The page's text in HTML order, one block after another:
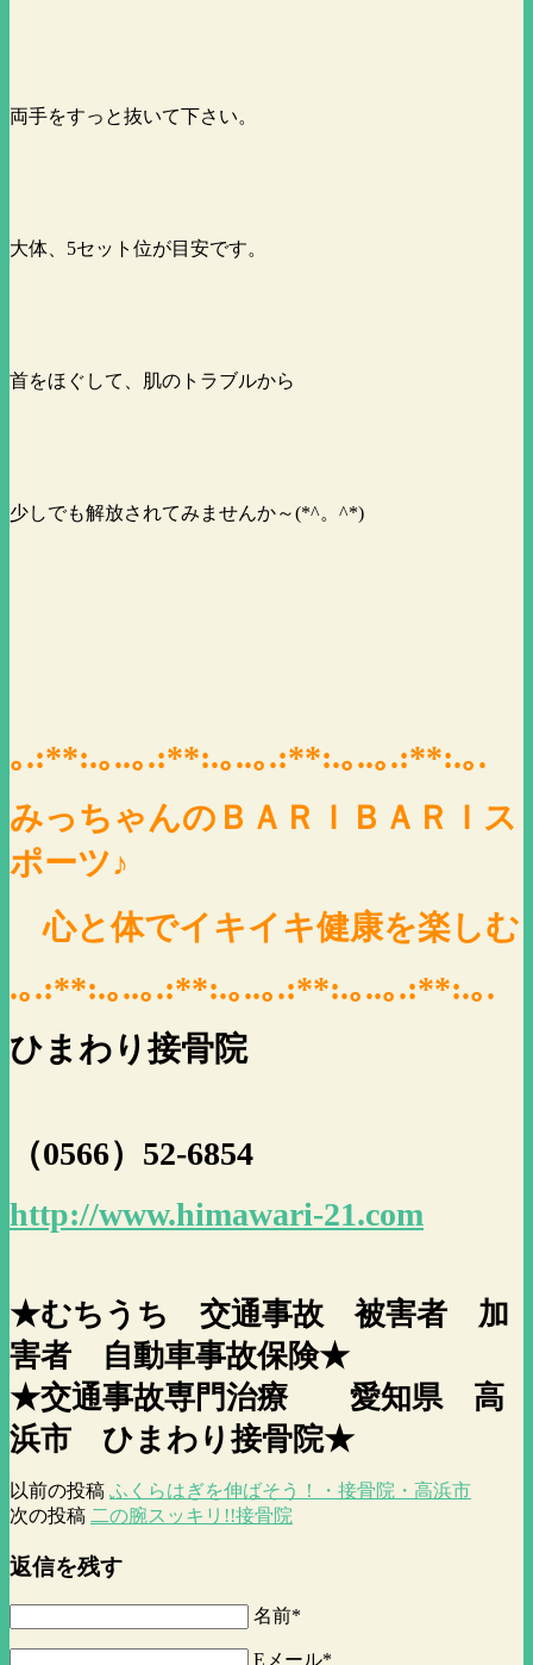
両手をすっと抜いて下さい。
大体、5セット位が目安です。
首をほぐして、肌のトラブルから
少しでも解放されてみませんか～(*^。^*)
｡.:**:.｡..｡.:**:.｡..｡.:**:.｡..｡.:**:.｡.
みっちゃんのＢＡＲＩＢＡＲＩス
ポーツ♪
心と体でイキイキ健康を楽しむ
.｡.:**:.｡..｡.:**:.｡..｡.:**:.｡..｡.:**:.｡.
ひまわり接骨院
（0566）52-6854
http://www.himawari-21.com
★むちうち 交通事故 被害者 加
害者 自動車事故保険★
★交通事故専門治療 愛知県 高
浜市 ひまわり接骨院★
以前の投稿 ふくらはぎを伸ばそう！・接骨院・高浜市
次の投稿 二の腕スッキリ!!接骨院
返信を残す
名前*
Eメール*